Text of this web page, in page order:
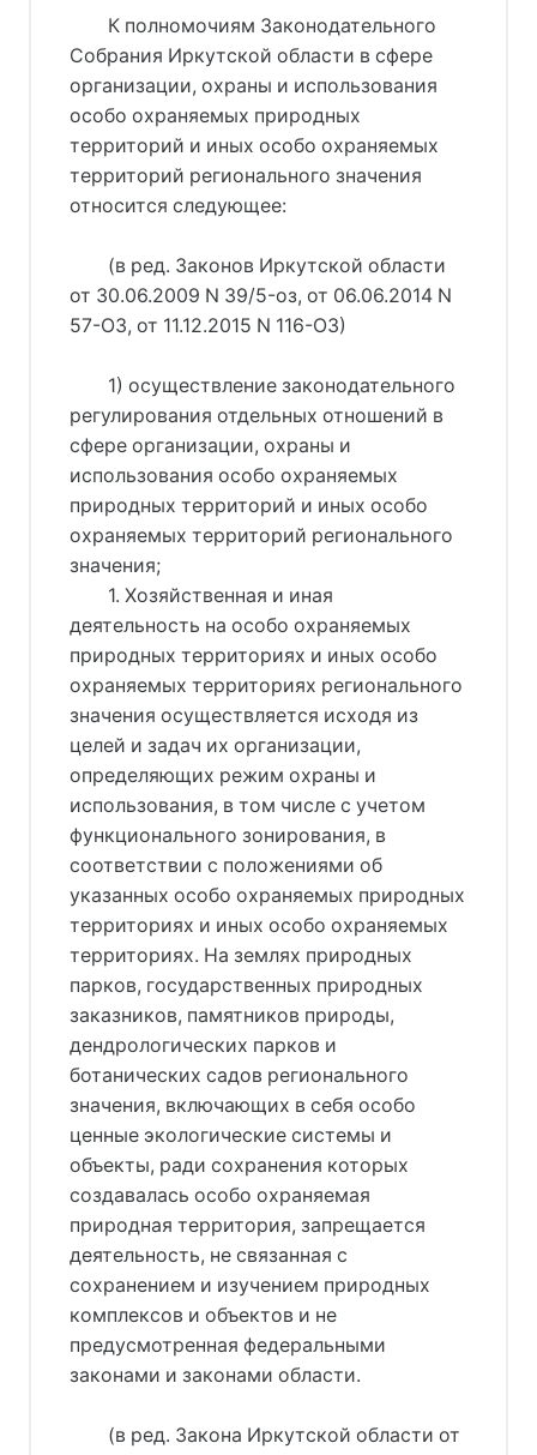
К полномочиям Законодательного
Собрания Иркутской области в сфере
организации, охраны и использования
особо охраняемых природных
территорий и иных особо охраняемых
территорий регионального значения
относится следующее:
(в ред. Законов Иркутской области
от 30.06.2009 N 39/5-оз, от 06.06.2014 N
57-ОЗ, от 11.12.2015 N 116-ОЗ)
1) осуществление законодательного
регулирования отдельных отношений в
сфере организации, охраны и
использования особо охраняемых
природных территорий и иных особо
охраняемых территорий регионального
значения;
1. Хозяйственная и иная
деятельность на особо охраняемых
природных территориях и иных особо
охраняемых территориях регионального
значения осуществляется исходя из
целей и задач их организации,
определяющих режим охраны и
использования, в том числе с учетом
функционального зонирования, в
соответствии с положениями об
указанных особо охраняемых природных
территориях и иных особо охраняемых
территориях. На землях природных
парков, государственных природных
заказников, памятников природы,
дендрологических парков и
ботанических садов регионального
значения, включающих в себя особо
ценные экологические системы и
объекты, ради сохранения которых
создавалась особо охраняемая
природная территория, запрещается
деятельность, не связанная с
сохранением и изучением природных
комплексов и объектов и не
предусмотренная федеральными
законами и законами области.
(в ред. Закона Иркутской области от